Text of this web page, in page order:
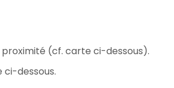
(cf. carte ci-dessous).
dessous.